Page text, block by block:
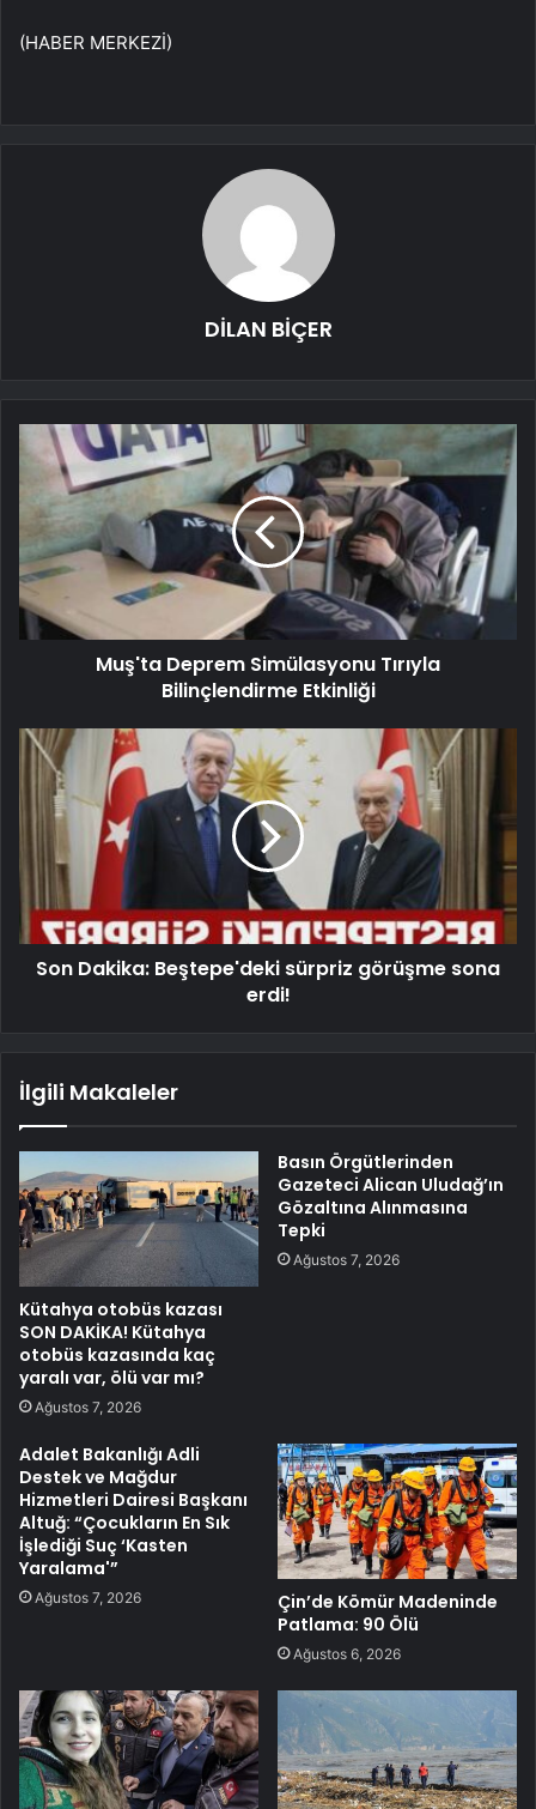
(HABER MERKEZİ)
DİLAN BİÇER
Muş'ta Deprem Simülasyonu Tırıyla
Bilinçlendirme Etkinliği
Son Dakika: Beştepe'deki sürpriz görüşme sona
erdi!
İlgili Makaleler
Kütahya otobüs kazası
SON DAKİKA! Kütahya
otobüs kazasında kaç
yaralı var, ölü var mı?
Ağustos 7, 2026
Basın Örgütlerinden
Gazeteci Alican Uludağ’ın
Gözaltına Alınmasına
Tepki
Ağustos 7, 2026
Adalet Bakanlığı Adli
Destek ve Mağdur
Hizmetleri Dairesi Başkanı
Altuğ: “Çocukların En Sık
İşlediği Suç ‘Kasten
Yaralama'”
Ağustos 7, 2026
Çin’de Kömür Madeninde
Patlama: 90 Ölü
Ağustos 6, 2026